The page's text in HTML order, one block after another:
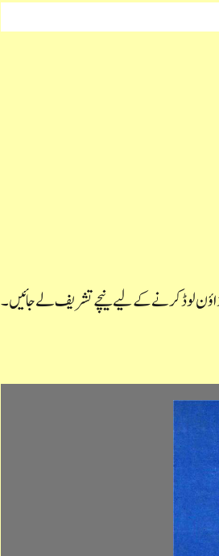
ڈاؤن لوڈ کرنے کے لیے نیچے تشریف لے جائیں۔